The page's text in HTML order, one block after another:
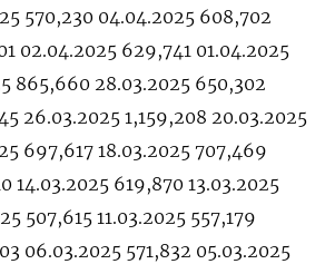
570,230 04.04.2025 608,702
02.04.2025 629,741 01.04.2025
865,660 28.03.2025 650,302
26.03.2025 1,159,208 20.03.2025
697,617 18.03.2025 707,469
14.03.2025 619,870 13.03.2025
507,615 11.03.2025 557,179
06.03.2025 571,832 05.03.2025